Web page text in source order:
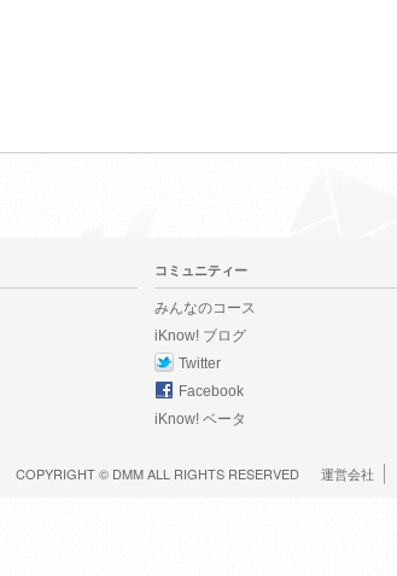
コミュニティー
みんなのコース
iKnow! ブログ
Twitter
Facebook
iKnow! ベータ
COPYRIGHT © DMMALL RIGHTS RESERVED 運営会社